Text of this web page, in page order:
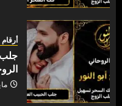
جلب
مايو